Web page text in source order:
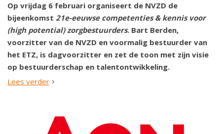
Op vrijdag 6 februari organiseert de NVZD de
bijeenkomst 21e-eeuwse competenties & kennis voor
(high potential) zorgbestuurders. Bart Berden,
voorzitter van de NVZD en voormalig bestuurder van
het ETZ, is dagvoorzitter en zet de toon met zijn visie
op bestuurderschap en talentontwikkeling.
Lees verder